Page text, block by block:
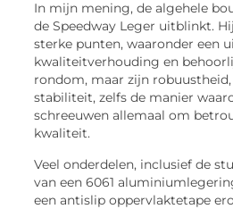
In mijn mening, de algehele
de Speedway Leger uitblinkt.
sterke punten, waaronder een
kwaliteitverhouding en
rondom, maar zijn
stabiliteit, zelfs de manier
schreeuwen allemaal om
kwaliteit.
Veel onderdelen, inclusief de
van een 6061
een antislip oppervlaktetape